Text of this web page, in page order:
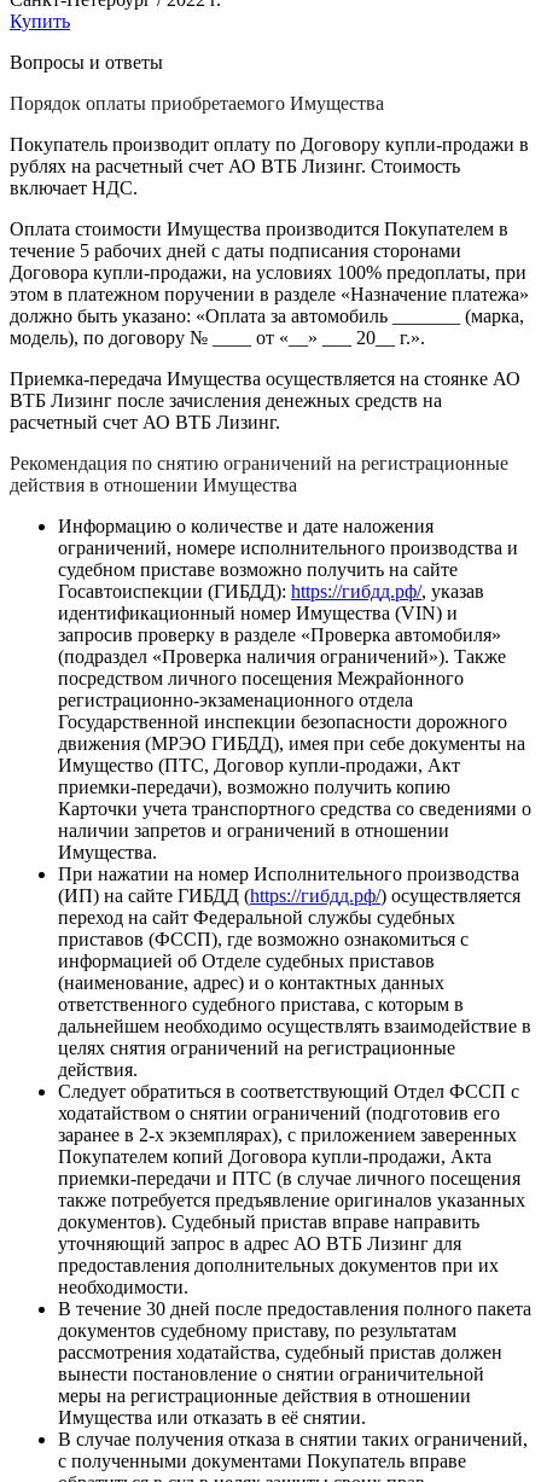
Купить
Вопросы и ответы
Порядок оплаты приобретаемого Имущества
Покупатель производит оплату по Договору купли-продажи в
рублях на расчетный счет АО ВТБ Лизинг. Стоимость
включает НДС.
Оплата стоимости Имущества производится Покупателем в
течение 5 рабочих дней с даты подписания сторонами
Договора купли-продажи, на условиях 100% предоплаты, при
этом в платежном поручении в разделе «Назначение платежа»
должно быть указано: «Оплата за автомобиль _______ (марка,
модель), по договору № ____ от «__» ___ 20__ г.».
Приемка-передача Имущества осуществляется на стоянке АО
ВТБ Лизинг после зачисления денежных средств на
расчетный счет АО ВТБ Лизинг.
Рекомендация по снятию ограничений на регистрационные
действия в отношении Имущества
Информацию о количестве и дате наложения
ограничений, номере исполнительного производства и
судебном приставе возможно получить на сайте
Госавтоиспекции (ГИБДД): https://гибдд.рф/, указав
идентификационный номер Имущества (VIN) и
запросив проверку в разделе «Проверка автомобиля»
(подраздел «Проверка наличия ограничений»). Также
посредством личного посещения Межрайонного
регистрационно-экзаменационного отдела
Государственной инспекции безопасности дорожного
движения (МРЭО ГИБДД), имея при себе документы на
Имущество (ПТС, Договор купли-продажи, Акт
приемки-передачи), возможно получить копию
Карточки учета транспортного средства со сведениями о
наличии запретов и ограничений в отношении
Имущества.
При нажатии на номер Исполнительного производства
(ИП) на сайте ГИБДД (https://гибдд.рф/) осуществляется
переход на сайт Федеральной службы судебных
приставов (ФССП), где возможно ознакомиться с
информацией об Отделе судебных приставов
(наименование, адрес) и о контактных данных
ответственного судебного пристава, с которым в
дальнейшем необходимо осуществлять взаимодействие в
целях снятия ограничений на регистрационные
действия.
Следует обратиться в соответствующий Отдел ФССП с
ходатайством о снятии ограничений (подготовив его
заранее в 2-х экземплярах), с приложением заверенных
Покупателем копий Договора купли-продажи, Акта
приемки-передачи и ПТС (в случае личного посещения
также потребуется предъявление оригиналов указанных
документов). Судебный пристав вправе направить
уточняющий запрос в адрес АО ВТБ Лизинг для
предоставления дополнительных документов при их
необходимости.
В течение 30 дней после предоставления полного пакета
документов судебному приставу, по результатам
рассмотрения ходатайства, судебный пристав должен
вынести постановление о снятии ограничительной
меры на регистрационные действия в отношении
Имущества или отказать в её снятии.
В случае получения отказа в снятии таких ограничений,
с полученными документами Покупатель вправе